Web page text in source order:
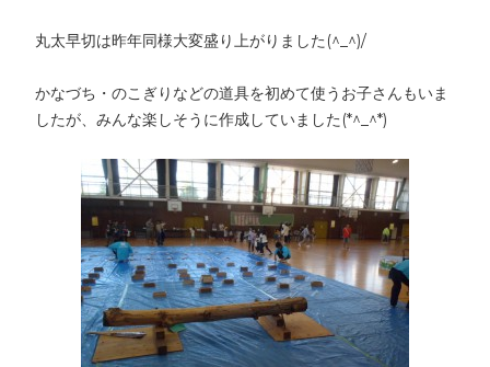
丸太早切は昨年同様大変盛り上がりました(^_^)/
かなづち・のこぎりなどの道具を初めて使うお子さんもいま
したが、みんな楽しそうに作成していました(*^_^*)